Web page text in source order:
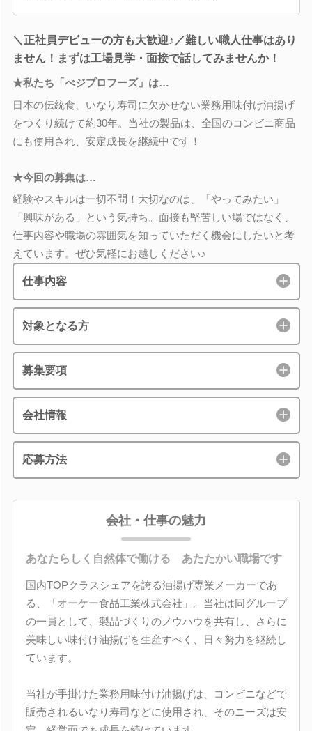
＼正社員デビューの方も大歓迎♪／難しい職人仕事はあり
ません！まずは工場見学・面接で話してみませんか！
★私たち「べジプロフーズ」は…
日本の伝統食、いなり寿司に欠かせない業務用味付け油揚げ
をつくり続けて約30年。当社の製品は、全国のコンビニ商品
にも使用され、安定成長を継続中です！
★今回の募集は…
経験やスキルは一切不問！大切なのは、「やってみたい」
「興味がある」という気持ち。面接も堅苦しい場ではなく、
仕事内容や職場の雰囲気を知っていただく機会にしたいと考
えています。ぜひ気軽にお越しください♪
仕事内容
対象となる方
募集要項
会社情報
応募方法
会社・仕事の魅力
あなたらしく自然体で働ける あたたかい職場です
国内TOPクラスシェアを誇る油揚げ専業メーカーであ
る、「オーケー食品工業株式会社」。当社は同グループ
の一員として、製品づくりのノウハウを共有し、さらに
美味しい味付け油揚げを生産すべく、日々努力を継続し
ています。
当社が手掛けた業務用味付け油揚げは、コンビニなどで
販売されるいなり寿司などに使用され、そのニーズは安